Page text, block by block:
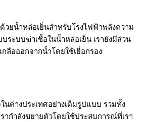
วยน้ำหล่อเย็นสำหรับโรงไฟฟ้าพลังความ
ระบบฆ่าเชื้อในน้ำหล่อเย็น เรายังมีส่วน
ลือออกจากน้ำโดยใช้เยื่อกรอง
นต่างประเทศอย่างเต็มรูปแบบ รวมทั้ง
ากำลังขยายตัวโดยใช้ประสบการณ์ที่เรา